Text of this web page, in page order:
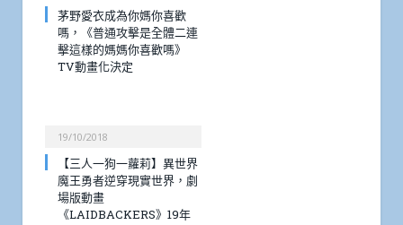
茅野愛衣成為你媽你喜歡
嗎，《普通攻擊是全體二連
擊這樣的媽媽你喜歡嗎》
TV動畫化決定
19/10/2018
【三人一狗一蘿莉】異世界
魔王勇者逆穿現實世界，劇
場版動畫
《LAIDBACKERS》19年